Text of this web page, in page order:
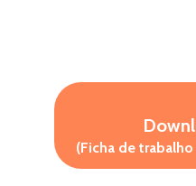
(Ficha de